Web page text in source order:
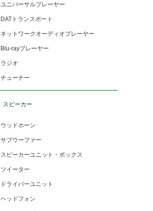
ユニバーサルプレーヤー
DATトランスポート
ネットワークオーディオプレーヤー
Blu-rayプレーヤー
ラジオ
チューナー
スピーカー
ウッドホーン
サブウーファー
スピーカーユニット・ボックス
ツイーター
ドライバーユニット
ヘッドフォン